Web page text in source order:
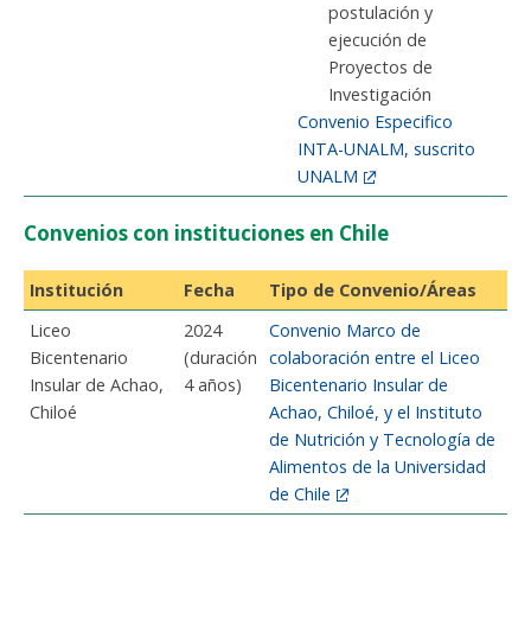
postulación y
ejecución de
Proyectos de
Investigación
Convenio Especifico
INTA-UNALM, suscrito
UNALM
Convenios con instituciones en Chile
Institución Fecha
Tipo de Convenio/Áreas
Liceo
Bicentenario
Insular de Achao,
Chiloé
2024
(duración
4 años)
Convenio Marco de
colaboración entre el Liceo
Bicentenario Insular de
Achao, Chiloé, y el Instituto
de Nutrición y Tecnología de
Alimentos de la Universidad
de Chile